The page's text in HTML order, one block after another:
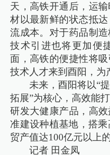
天，高铁开通后，运
材以最新鲜的状态抵
流成本。对于药品制
技术引进也将更加便
面，高铁的便捷性将吸
技术人才来到酉阳，为
未来，酉阳将以“
拓展”为核心，高效能
研发大健康产品，高
准建设种植基地，搭
贸产值达100亿元以上
记者 田金凤